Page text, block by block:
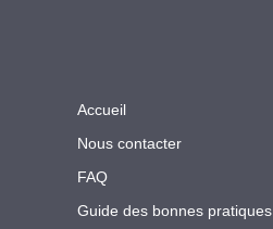
Accueil
Nous contacter
FAQ
Guide des bonnes pratiques